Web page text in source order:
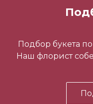
-
Подбор букета
Наш флорист